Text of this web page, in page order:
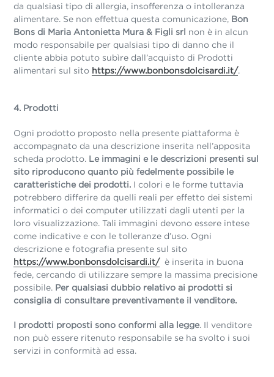
da qualsiasi tipo di allergia, insofferenza o intolleranza
alimentare. Se non effettua questa comunicazione, Bon
Bons di Maria Antonietta Mura & Figli srl non è in alcun
modo responsabile per qualsiasi tipo di danno che il
cliente abbia potuto subìre dall’acquisto di Prodotti
alimentari sul sito https://www.bonbonsdolcisardi.it/.
4. Prodotti
Ogni prodotto proposto nella presente piattaforma è
accompagnato da una descrizione inserita nell’apposita
scheda prodotto. Le immagini e le descrizioni presenti sul
sito riproducono quanto più fedelmente possibile le
caratteristiche dei prodotti. I colori e le forme tuttavia
potrebbero differire da quelli reali per effetto dei sistemi
informatici o dei computer utilizzati dagli utenti per la
loro visualizzazione. Tali immagini devono essere intese
come indicative e con le tolleranze d’uso. Ogni
descrizione e fotografia presente sul sito
https://www.bonbonsdolcisardi.it/ è inserita in buona
fede, cercando di utilizzare sempre la massima precisione
possibile. Per qualsiasi dubbio relativo ai prodotti si
consiglia di consultare preventivamente il venditore.
I prodotti proposti sono conformi alla legge. Il venditore
non può essere ritenuto responsabile se ha svolto i suoi
servizi in conformità ad essa.